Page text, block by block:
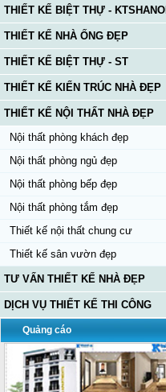
THIẾT KẾ BIỆT THỰ - KTSHANOI
THIẾT KẾ NHÀ ỐNG ĐẸP
THIẾT KẾ BIỆT THỰ - ST
THIẾT KẾ KIẾN TRÚC NHÀ ĐẸP
THIẾT KẾ NỘI THẤT NHÀ ĐẸP
Nội thất phòng khách đẹp
Nội thất phòng ngủ đẹp
Nội thất phòng bếp đẹp
Nội thất phòng tắm đẹp
Thiết kế nội thất chung cư
Thiết kế sân vườn đẹp
TƯ VẤN THIẾT KẾ NHÀ ĐẸP
DỊCH VỤ THIẾT KẾ THI CÔNG
Quảng cáo